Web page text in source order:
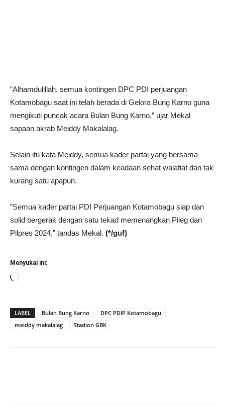
”Alhamdulillah, semua kontingen DPC PDI perjuangan
Kotamobagu saat ini telah berada di Gelora Bung Karno guna
mengikuti puncak acara Bulan Bung Karno,” ujar Mekal
sapaan akrab Meiddy Makalalag.
Selain itu kata Meiddy, semua kader partai yang bersama
sama dengan kontingen dalam keadaan sehat walafiat dan tak
kurang satu apapun.
”Semua kader partai PDI Perjuangan Kotamobagu siap dan
solid bergerak dengan satu tekad memenangkan Pileg dan
Pilpres 2024,” tandas Mekal. (*/guf)
Menyukai ini:
Memuat...
LABEL Bulan Bung Karno
DPC PDIP Kotamobagu
meiddy makalalag
Stadion GBK